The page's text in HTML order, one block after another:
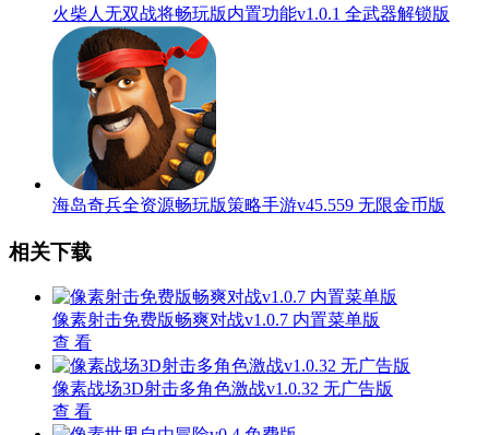
火柴人无双战将畅玩版内置功能v1.0.1 全武器解锁版
海岛奇兵全资源畅玩版策略手游v45.559 无限金币版
相关下载
像素射击免费版畅爽对战v1.0.7 内置菜单版
查 看
像素战场3D射击多角色激战v1.0.32 无广告版
查 看